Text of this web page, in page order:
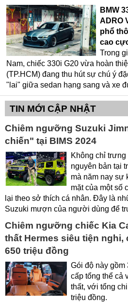
BMW
ADRO
phổ
cao
Trong
Nam, chiếc 330i G20 vừa hoàn
(TP.HCM) đang thu hút sự chú ý
"lai" giữa sedan hạng sang và xe
TIN MỚI CẬP NHẬT
Chiêm ngưỡng Suzuki
chiến" tại BIMS 2024
Không chỉ
nguyên bản tại
mà năm nay sự
mặt của một số
lại theo sở thích cá nhân. Đây là
Suzuki mượn của người dùng để
Chiêm ngưỡng chiếc Kia
thất Hermes siêu tiện nghi,
650 triệu đồng
Gói độ này gồm
cấp tổng thể cả
thất, với tổng
triệu đồng.